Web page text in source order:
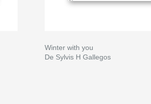
Winter with you
De Sylvis H Gallegos